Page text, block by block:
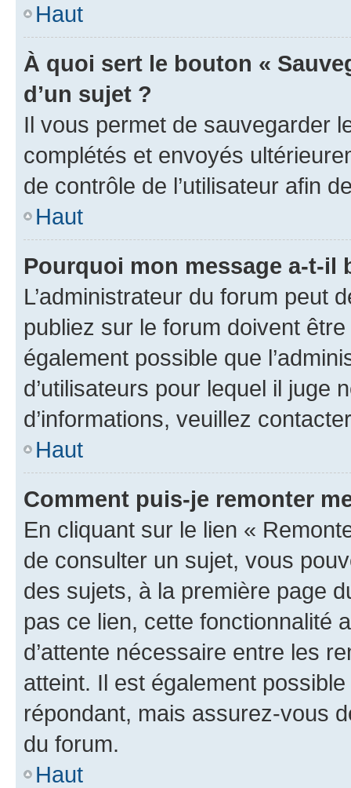
Haut
À quoi sert le bouton «
d’un sujet ?
Il vous permet de sauvegarder
complétés et envoyés
de contrôle de l’utilisateur afin
Haut
Pourquoi mon message a-t-il
L’administrateur du forum peut
publiez sur le forum doivent
également possible que
d’utilisateurs pour lequel il juge
d’informations, veuillez
Haut
Comment puis-je remonter
En cliquant sur le lien «
de consulter un sujet, vous
des sujets, à la première page
pas ce lien, cette fonctionnalité
d’attente nécessaire entre les
atteint. Il est également
répondant, mais assurez-vous
du forum.
Haut